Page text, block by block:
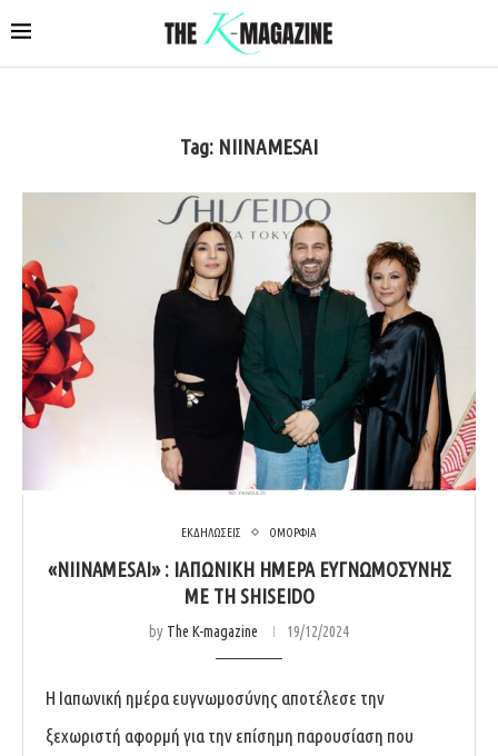
Tag: ΝIINAMESAI
ΕΚΔΗΛΩΣΕΙΣ ΟΜΟΡΦΙΑ
«ΝIINAMESAI» : ΙΑΠΩΝΙΚΗ ΗΜΕΡΑ ΕΥΓΝΩΜΟΣΥΝΗΣ
ΜΕ ΤΗ SHISEIDO
by The K-magazine 19/12/2024
Η Ιαπωνική ημέρα ευγνωμοσύνης αποτέλεσε την
ξεχωριστή αφορμή για την επίσημη παρουσίαση που